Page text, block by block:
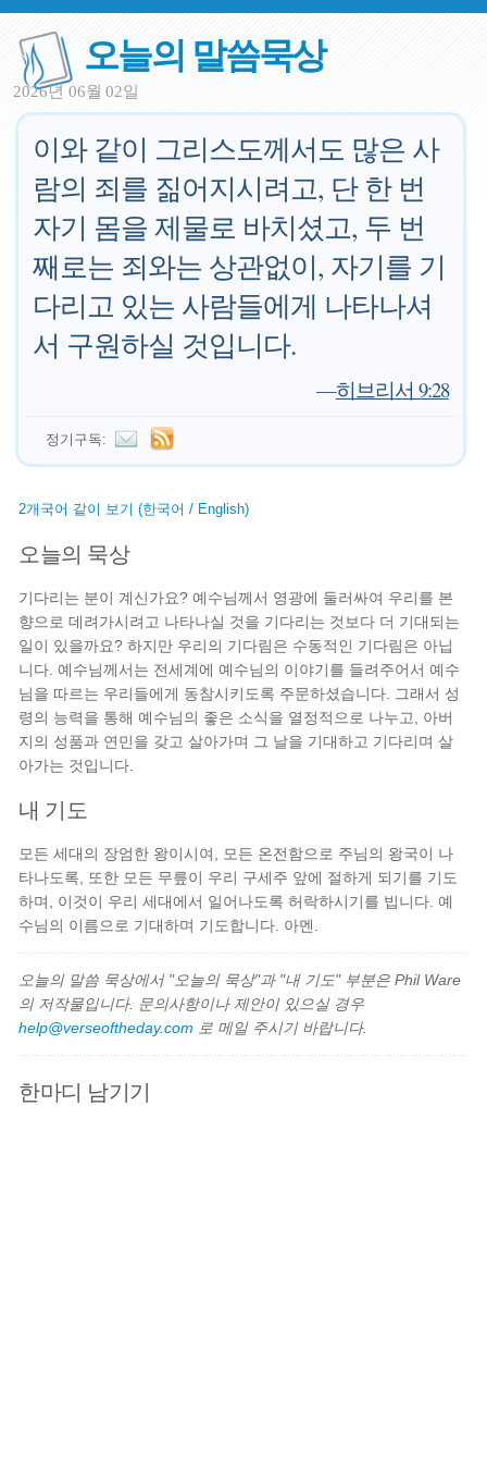
오늘의 말씀묵상
2026년 06월 02일
이와 같이 그리스도께서도 많은 사
람의 죄를 짊어지시려고, 단 한 번
자기 몸을 제물로 바치셨고, 두 번
째로는 죄와는 상관없이, 자기를 기
다리고 있는 사람들에게 나타나셔
서 구원하실 것입니다.
—히브리서 9:28
정기구독:
2개국어 같이 보기 (한국어 / English)
오늘의 묵상
기다리는 분이 계신가요? 예수님께서 영광에 둘러싸여 우리를 본
향으로 데려가시려고 나타나실 것을 기다리는 것보다 더 기대되는
일이 있을까요? 하지만 우리의 기다림은 수동적인 기다림은 아닙
니다. 예수님께서는 전세계에 예수님의 이야기를 들려주어서 예수
님을 따르는 우리들에게 동참시키도록 주문하셨습니다. 그래서 성
령의 능력을 통해 예수님의 좋은 소식을 열정적으로 나누고, 아버
지의 성품과 연민을 갖고 살아가며 그 날을 기대하고 기다리며 살
아가는 것입니다.
내 기도
모든 세대의 장엄한 왕이시여, 모든 온전함으로 주님의 왕국이 나
타나도록, 또한 모든 무릎이 우리 구세주 앞에 절하게 되기를 기도
하며, 이것이 우리 세대에서 일어나도록 허락하시기를 빕니다. 예
수님의 이름으로 기대하며 기도합니다. 아멘.
오늘의 말씀 묵상에서 "오늘의 묵상"과 "내 기도" 부분은 Phil Ware
의 저작물입니다. 문의사항이나 제안이 있으실 경우
help@verseoftheday.com 로 메일 주시기 바랍니다.
한마디 남기기